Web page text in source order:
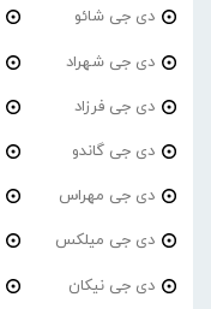
دی جی شائو
دی جی شهراد
دی جی فرزاد
دی جی گاندو
دی جی مهراس
دی جی میلکس
دی جی نیکان